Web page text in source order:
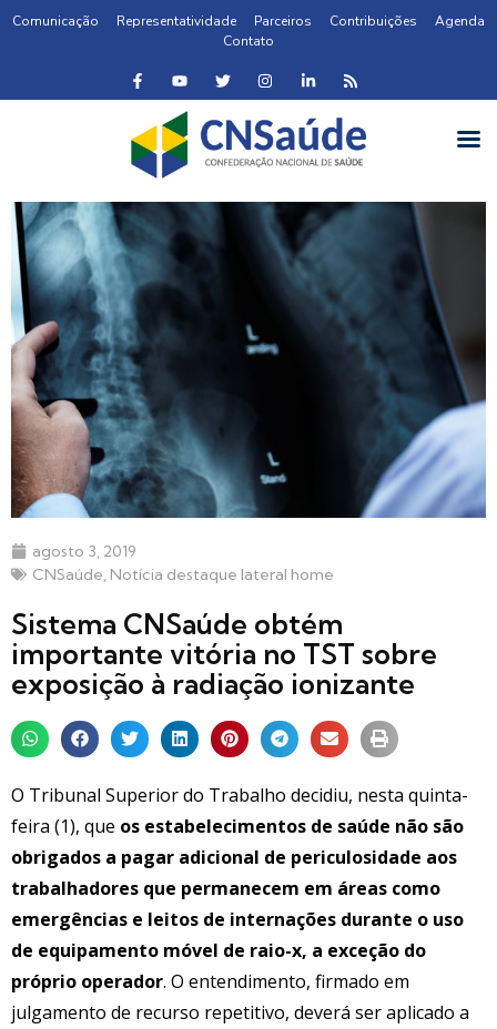
Comunicação Representatividade Parceiros Contribuições
Agenda
Contato
agosto 3, 2019
CNSaúde, Notícia destaque lateral home
Sistema CNSaúde obtém
importante vitória no TST sobre
exposição à radiação ionizante
O Tribunal Superior do Trabalho decidiu, nesta quinta-
feira (1), que os estabelecimentos de saúde não são
obrigados a pagar adicional de periculosidade aos
trabalhadores que permanecem em áreas como
emergências e leitos de internações durante o uso
de equipamento móvel de raio-x, a exceção do
próprio operador. O entendimento, firmado em
julgamento de recurso repetitivo, deverá ser aplicado a